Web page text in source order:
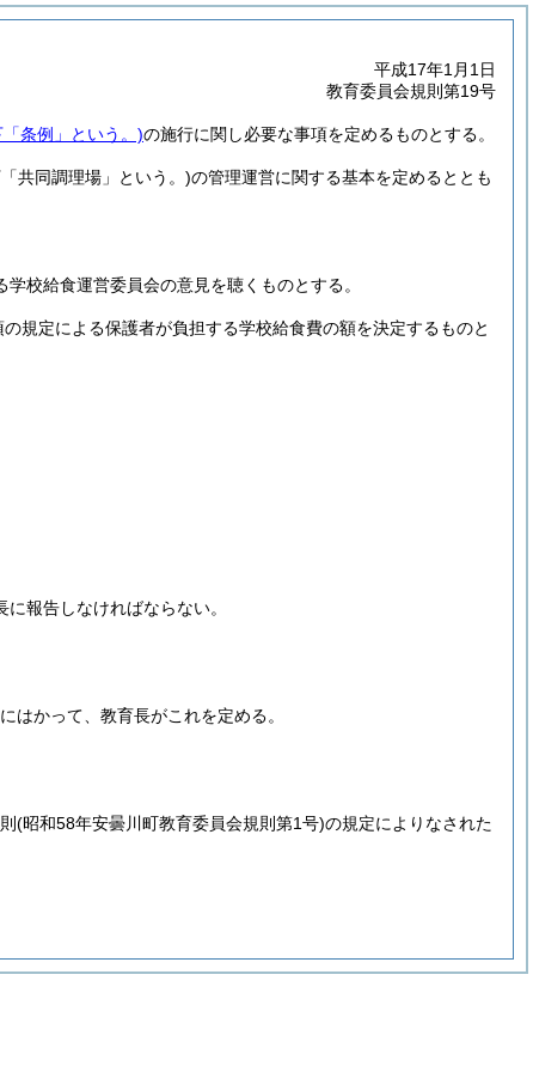
平成17年1月1日
教育委員会規則第19号
条例」という。)の施行に関し必要な事項を定めるものとする。
共同調理場」という。)の管理運営に関する基本を定めるととも
学校給食運営委員会の意見を聴くものとする。
規定による保護者が負担する学校給食費の額を決定するものと
報告しなければならない。
はかって、教育長がこれを定める。
(昭和58年安曇川町教育委員会規則第1号)の規定によりなされた